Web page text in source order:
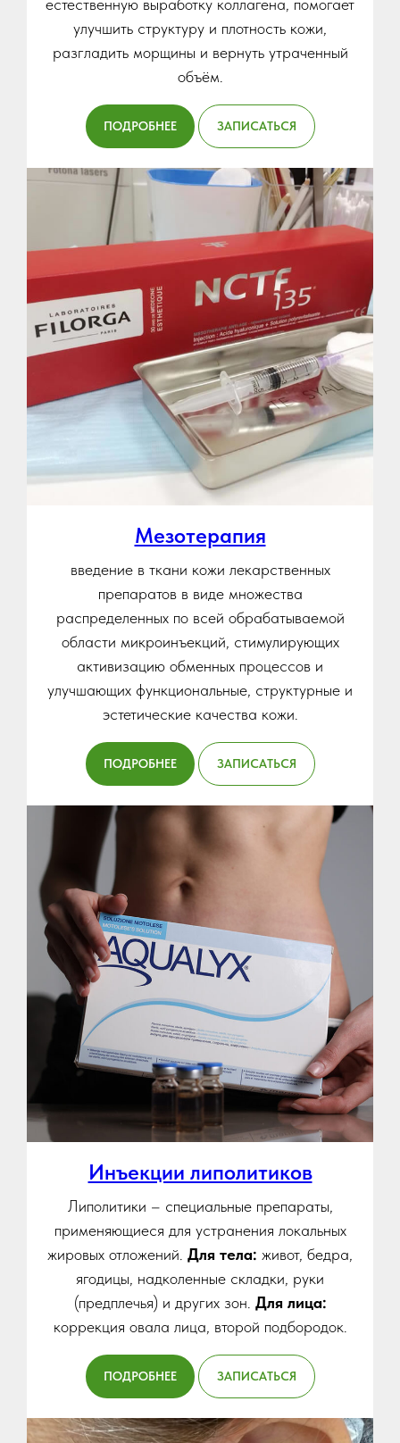
естественную выработку коллагена, помогает
улучшить структуру и плотность кожи,
разгладить морщины и вернуть утраченный
объём.
ПОДРОБНЕЕ ЗАПИСАТЬСЯ
Мезотерапия
введение в ткани кожи лекарственных
препаратов в виде множества
распределенных по всей обрабатываемой
области микроинъекций, стимулирующих
активизацию обменных процессов и
улучшающих функциональные, структурные и
эстетические качества кожи.
ПОДРОБНЕЕ ЗАПИСАТЬСЯ
Инъекции липолитиков
Липолитики – специальные препараты,
применяющиеся для устранения локальных
жировых отложений. Для тела: живот, бедра,
ягодицы, надколенные складки, руки
(предплечья) и других зон. Для лица:
коррекция овала лица, второй подбородок.
ПОДРОБНЕЕ ЗАПИСАТЬСЯ